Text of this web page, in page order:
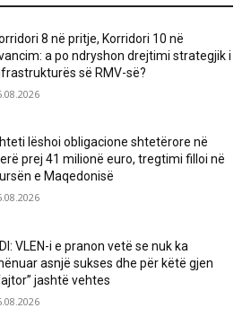
8 në pritje, Korridori 10 në
a po ndryshon drejtimi strategjik i
së RMV-së?
lëshoi obligacione shtetërore në
prej 41 milionë euro, tregtimi filloi në
e Maqedonisë
VLEN-i e pranon vetë se nuk ka
asnjë sukses dhe për këtë gjen
jashtë vehtes